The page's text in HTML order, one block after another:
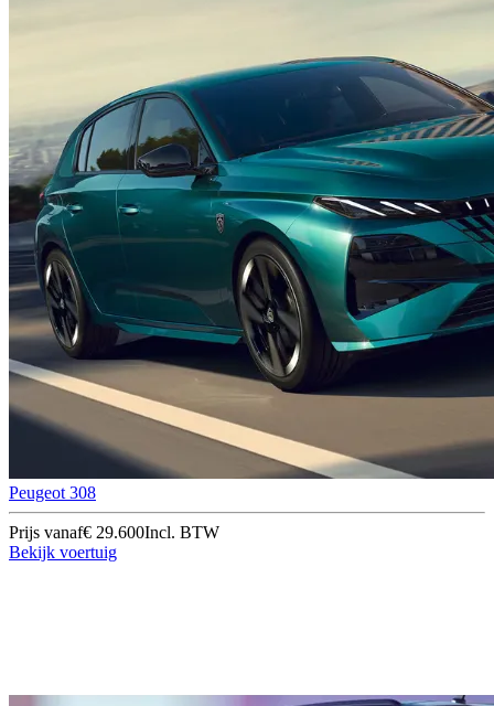
Peugeot 308
Prijs vanaf€ 29.600Incl. BTW
Bekijk voertuig